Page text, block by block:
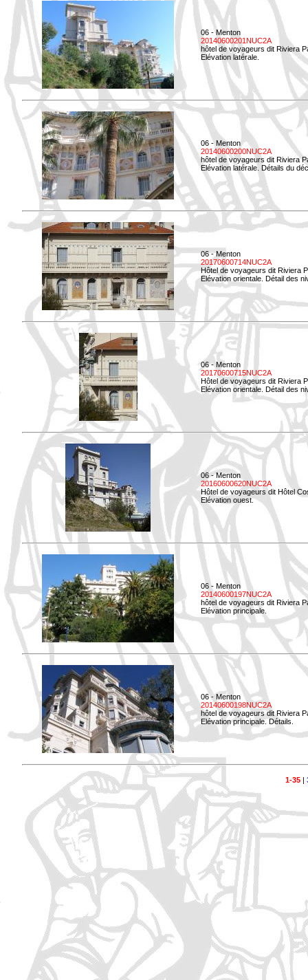
06 - Menton
20140600201NUC2A
hôtel de voyageurs dit Riviera
Elévation latérale.
06 - Menton
20140600200NUC2A
hôtel de voyageurs dit Riviera
Elévation latérale. Détails du
06 - Menton
20170600714NUC2A
Hôtel de voyageurs dit Riviera
Elévation orientale. Détail des
06 - Menton
20170600715NUC2A
Hôtel de voyageurs dit Riviera
Elévation orientale. Détail des
06 - Menton
20160600620NUC2A
Hôtel de voyageurs dit Hôtel
Elévation ouest.
06 - Menton
20140600197NUC2A
hôtel de voyageurs dit Riviera
Elévation principale.
06 - Menton
20140600198NUC2A
hôtel de voyageurs dit Riviera
Elévation principale. Détails.
1-35|